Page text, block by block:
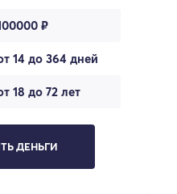
₽
14 до 364 дней
18 до 72 лет
ДЕНЬГИ